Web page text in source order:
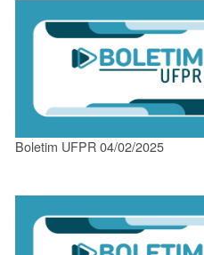
Boletim UFPR 04/02/2025